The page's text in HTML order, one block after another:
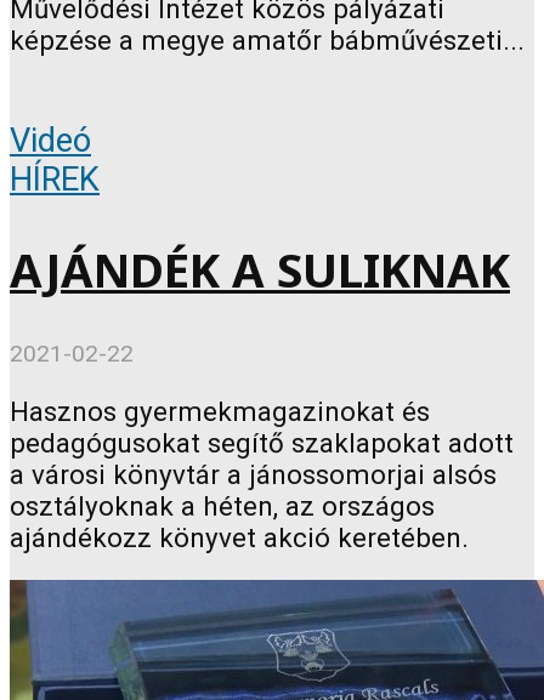
Művelődési Intézet közös pályázati
képzése a megye amatőr bábművészeti...
Videó
HÍREK
AJÁNDÉK A SULIKNAK
2021-02-22
Hasznos gyermekmagazinokat és
pedagógusokat segítő szaklapokat adott
a városi könyvtár a jánossomorjai alsós
osztályoknak a héten, az országos
ajándékozz könyvet akció keretében.